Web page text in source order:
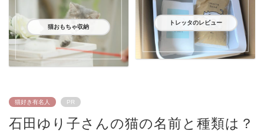
猫おもちゃ収納
トレッタのレビュー
猫好き有名人 PR
石田ゆり子さんの猫の名前と種類は？